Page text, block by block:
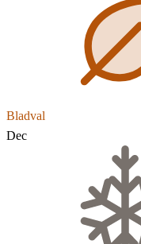
Bladval
Dec